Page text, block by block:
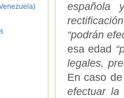
española
“podrán
esa edad
legales,
En caso
efectuar la